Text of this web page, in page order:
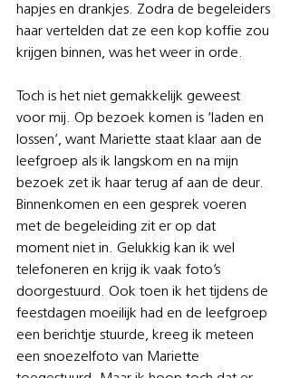
hapjes en drankjes. Zodra de begeleiders
haar vertelden dat ze een kop koffie zou
krijgen binnen, was het weer in orde.
Toch is het niet gemakkelijk geweest
voor mij. Op bezoek komen is ‘laden en
lossen’, want Mariette staat klaar aan de
leefgroep als ik langskom en na mijn
bezoek zet ik haar terug af aan de deur.
Binnenkomen en een gesprek voeren
met de begeleiding zit er op dat
moment niet in. Gelukkig kan ik wel
telefoneren en krijg ik vaak foto’s
doorgestuurd. Ook toen ik het tijdens de
feestdagen moeilijk had en de leefgroep
een berichtje stuurde, kreeg ik meteen
een snoezelfoto van Mariette